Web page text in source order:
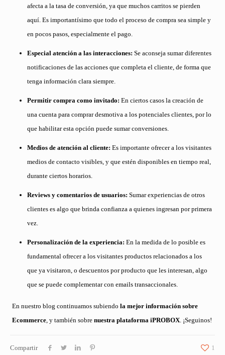
afecta a la tasa de conversión, ya que muchos carritos se pierden
aquí. Es importantísimo que todo el proceso de compra sea simple y
en pocos pasos, especialmente el pago.
Especial atención a las interacciones:Se aconseja sumar diferentes
notificaciones de las acciones que completa el cliente, de forma que
tenga información clara siempre.
Permitir compra como invitado:En ciertos casos la creación de
una cuenta para comprar desmotiva a los potenciales clientes, por lo
que habilitar esta opción puede sumar conversiones.
Medios de atención al cliente:Es importante ofrecer a los visitantes
medios de contacto visibles, y que estén disponibles en tiempo real,
durante ciertos horarios.
Reviews y comentarios de usuarios:Sumar experiencias de otros
clientes es algo que brinda confianza a quienes ingresan por primera
vez.
Personalización de la experiencia:En la medida de lo posible es
fundamental ofrecer a los visitantes productos relacionados a los
que ya visitaron, o descuentos por producto que les interesan, algo
que se puede complementar con emails transaccionales.
En nuestro blog continuamos subiendola mejor información sobre
Ecommerce, y también sobrenuestra plataforma iPROBOX. ¡Seguinos!
Compartir 1